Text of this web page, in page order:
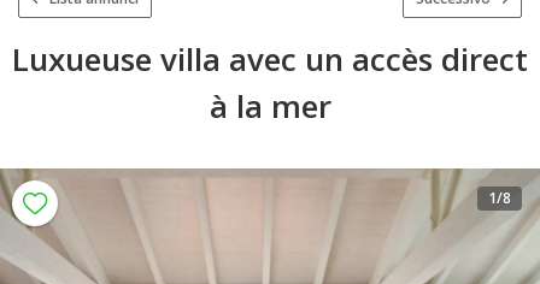
Luxueuse villa avec un accès direct
à la mer
1/8